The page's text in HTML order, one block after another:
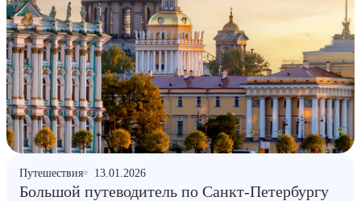
Путешествия 13.01.2026
Большой путеводитель по Санкт-Петербургу